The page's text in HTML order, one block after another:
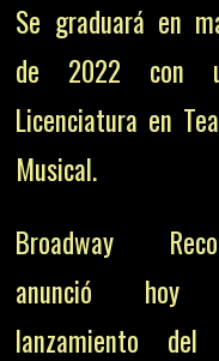
Se graduará en
de 2022 con
Licenciatura en
Musical.
Broadway
anunció hoy
lanzamiento del